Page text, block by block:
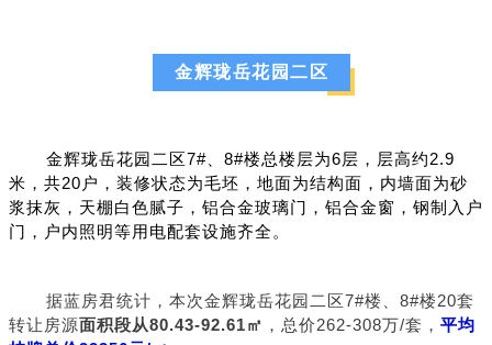
金辉珑岳花园二区
金辉珑岳花园二区7#、8#楼总楼层为6层，层高约2.9
米，共20户，装修状态为毛坯，地面为结构面，内墙面为砂
浆抹灰，天棚白色腻子，铝合金玻璃门，铝合金窗，钢制入户
门，户内照明等用电配套设施齐全。
据蓝房君统计，本次金辉珑岳花园二区7#楼、8#楼20套
转让房源面积段从80.43-92.61㎡ ，总价262-308万/套， 平均